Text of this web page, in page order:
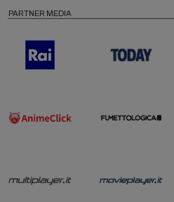
PARTNER MEDIA